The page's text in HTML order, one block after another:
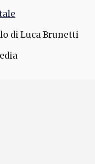
di Luca Brunetti